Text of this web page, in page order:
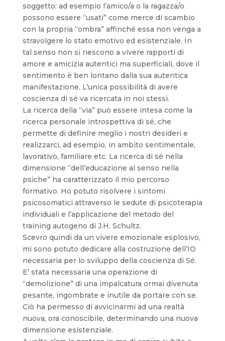
soggetto: ad esempio l’amico/a o la ragazza/o
possono essere “usati” come merce di scambio
con la propria “ombra” affinché essa non venga a
stravolgere lo stato emotivo ed esistenziale. In
tal senso non si riescono a vivere rapporti di
amore e amicizia autentici ma superficiali, dove il
sentimento è ben lontano dalla sua autentica
manifestazione. L’unica possibilità di avere
coscienza di sé va ricercata in noi stessi.
La ricerca della “via” può essere intesa come la
ricerca personale introspettiva di sé, che
permette di definire meglio i nostri desideri e
realizzarci, ad esempio, in ambito sentimentale,
lavorativo, familiare etc. La ricerca di sé nella
dimensione “dell’educazione al senso nella
psiche” ha caratterizzato il mio percorso
formativo. Ho potuto risolvere i sintomi
psicosomatici attraverso le sedute di psicoterapia
individuali e l’applicazione del metodo del
training autogeno di J.H. Schultz.
Scevro quindi da un vivere emozionale esplosivo,
mi sono potuto dedicare alla costruzione dell’IO
necessaria per lo sviluppo della coscienza di Sé.
E’ stata necessaria una operazione di
“demolizione” di una impalcatura ormai divenuta
pesante, ingombrate e inutile da portare con se.
Ciò ha permesso di avvicinarmi ad una realtà
nuova, ora conoscibile, determinando una nuova
dimensione esistenziale.